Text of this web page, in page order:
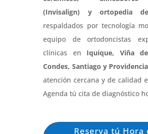
(Invisalign) y ortopedia
respaldados por tecnología
equipo de ortodoncistas
clínicas en Iquique, Viña
Condes, Santiago y Providencia
atención cercana y de calidad
Agenda tú cita de diagnóstico
Reserva tú Hora